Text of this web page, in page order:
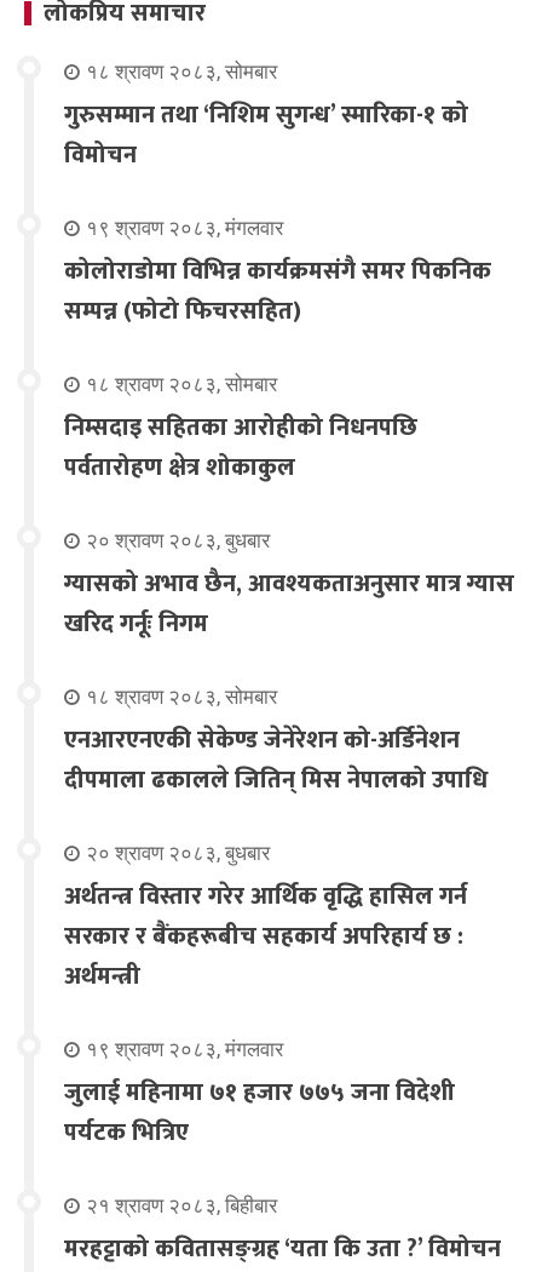
लोकप्रिय समाचार
१८ श्रावण २०८३, सोमबार
गुरुसम्मान तथा ‘निशिम सुगन्ध’ स्मारिका-१ को
विमोचन
१९ श्रावण २०८३, मंगलवार
कोलोराडोमा विभिन्न कार्यक्रमसंगै समर पिकनिक
सम्पन्न (फोटो फिचरसहित)
१८ श्रावण २०८३, सोमबार
निम्सदाइ सहितका आरोहीको निधनपछि
पर्वतारोहण क्षेत्र शोकाकुल
२० श्रावण २०८३, बुधबार
ग्यासको अभाव छैन, आवश्यकताअनुसार मात्र ग्यास
खरिद गर्नूः निगम
१८ श्रावण २०८३, सोमबार
एनआरएनएकी सेकेण्ड जेनेरेशन को-अर्डिनेशन
दीपमाला ढकालले जितिन् मिस नेपालको उपाधि
२० श्रावण २०८३, बुधबार
अर्थतन्त्र विस्तार गरेर आर्थिक वृद्धि हासिल गर्न
सरकार र बैंकहरूबीच सहकार्य अपरिहार्य छ :
अर्थमन्त्री
१९ श्रावण २०८३, मंगलवार
जुलाई महिनामा ७१ हजार ७७५ जना विदेशी
पर्यटक भित्रिए
२१ श्रावण २०८३, बिहीबार
मरहट्टाको कवितासङ्ग्रह ‘यता कि उता ?’ विमोचन